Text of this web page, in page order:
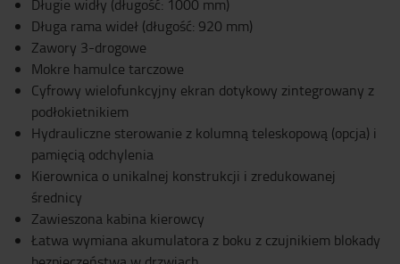
Długie widły (długość: 1000 mm)
Długa rama wideł (długość: 920 mm)
Zawory 3-drogowe
Mokre hamulce tarczowe
Cyfrowy wielofunkcyjny ekran dotykowy zintegrowany z
podłokietnikiem
Hydrauliczne sterowanie z kolumną teleskopową (opcja) i
pamięcią odchylenia
Kierownica o unikalnej konstrukcji i zredukowanej
średnicy
Zawieszona kabina kierowcy
Łatwa wymiana akumulatora z boku z czujnikiem blokady